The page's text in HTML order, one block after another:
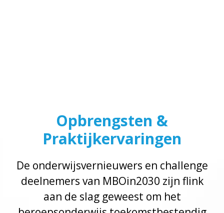
Opbrengsten &
Praktijkervaringen
De onderwijsvernieuwers en challenge
deelnemers van MBOin2030 zijn flink
aan de slag geweest om het